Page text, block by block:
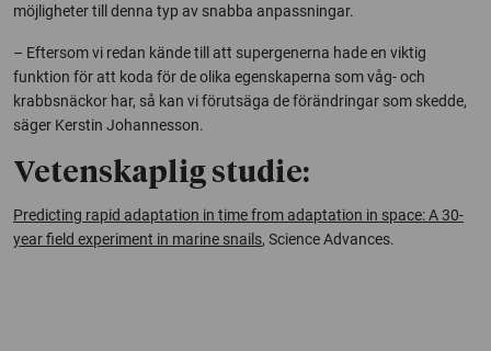
möjligheter till denna typ av snabba anpassningar.
– Eftersom vi redan kände till att supergenerna hade en viktig
funktion för att koda för de olika egenskaperna som våg- och
krabbsnäckor har, så kan vi förutsäga de förändringar som skedde,
säger Kerstin Johannesson.
Vetenskaplig studie:
Predicting rapid adaptation in time from adaptation in space: A 30-
year field experiment in marine snails, Science Advances.